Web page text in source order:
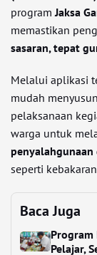
programJaksa
memastikan
sasaran, tepat
Melalui aplikasi
mudah
pelaksanaan
warga untuk
seperti
Baca Juga
Program
Pelajar,